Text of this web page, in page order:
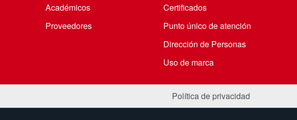
Académicos
Proveedores
Certificados
Punto único de atención
Dirección de Personas
Uso de marca
Política de privacidad